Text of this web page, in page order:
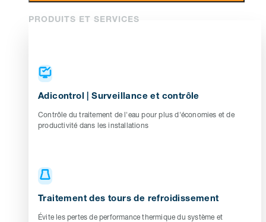
PRODUITS ET SERVICES
Adicontrol | Surveillance et contrôle
Contrôle du traitement de l'eau pour plus d'économies et de
productivité dans les installations
Traitement des tours de refroidissement
Évite les pertes de performance thermique du système et